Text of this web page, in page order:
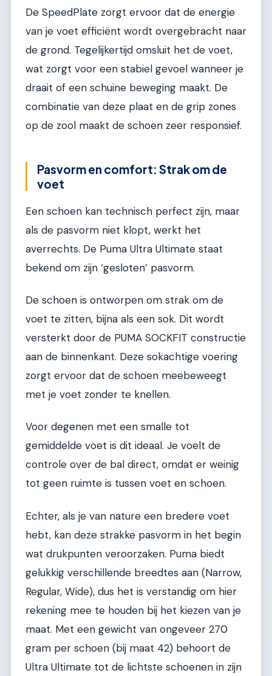
De SpeedPlate zorgt ervoor dat de energie
van je voet efficiënt wordt overgebracht naar
de grond. Tegelijkertijd omsluit het de voet,
wat zorgt voor een stabiel gevoel wanneer je
draait of een schuine beweging maakt. De
combinatie van deze plaat en de grip zones
op de zool maakt de schoen zeer responsief.
Pasvorm en comfort: Strak om de
voet
Een schoen kan technisch perfect zijn, maar
als de pasvorm niet klopt, werkt het
averrechts. De Puma Ultra Ultimate staat
bekend om zijn ‘gesloten’ pasvorm.
De schoen is ontworpen om strak om de
voet te zitten, bijna als een sok. Dit wordt
versterkt door de PUMA SOCKFIT constructie
aan de binnenkant. Deze sokachtige voering
zorgt ervoor dat de schoen meebeweegt
met je voet zonder te knellen.
Voor degenen met een smalle tot
gemiddelde voet is dit ideaal. Je voelt de
controle over de bal direct, omdat er weinig
tot geen ruimte is tussen voet en schoen.
Echter, als je van nature een bredere voet
hebt, kan deze strakke pasvorm in het begin
wat drukpunten veroorzaken. Puma biedt
gelukkig verschillende breedtes aan (Narrow,
Regular, Wide), dus het is verstandig om hier
rekening mee te houden bij het kiezen van je
maat. Met een gewicht van ongeveer 270
gram per schoen (bij maat 42) behoort de
Ultra Ultimate tot de lichtste schoenen in zijn